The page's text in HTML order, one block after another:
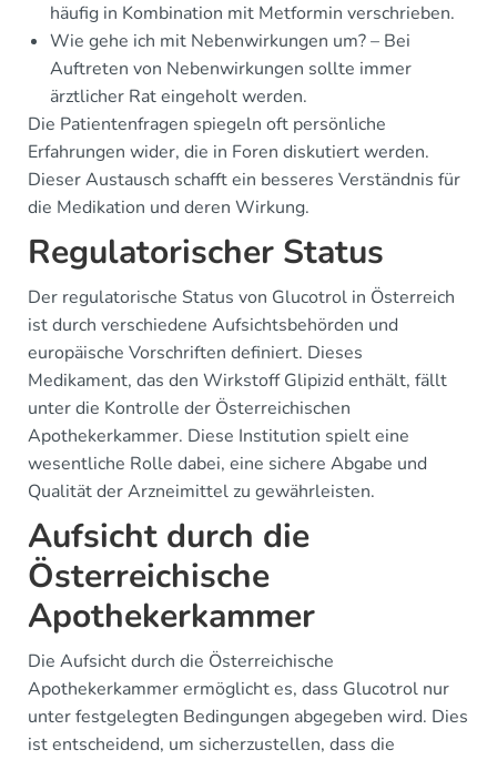
häufig in Kombination mit Metformin verschrieben.
Wie gehe ich mit Nebenwirkungen um? – Bei
Auftreten von Nebenwirkungen sollte immer
ärztlicher Rat eingeholt werden.
Die Patientenfragen spiegeln oft persönliche
Erfahrungen wider, die in Foren diskutiert werden.
Dieser Austausch schafft ein besseres Verständnis für
die Medikation und deren Wirkung.
Regulatorischer Status
Der regulatorische Status von Glucotrol in Österreich
ist durch verschiedene Aufsichtsbehörden und
europäische Vorschriften definiert. Dieses
Medikament, das den Wirkstoff Glipizid enthält, fällt
unter die Kontrolle der Österreichischen
Apothekerkammer. Diese Institution spielt eine
wesentliche Rolle dabei, eine sichere Abgabe und
Qualität der Arzneimittel zu gewährleisten.
Aufsicht durch die
Österreichische
Apothekerkammer
Die Aufsicht durch die Österreichische
Apothekerkammer ermöglicht es, dass Glucotrol nur
unter festgelegten Bedingungen abgegeben wird. Dies
ist entscheidend, um sicherzustellen, dass die